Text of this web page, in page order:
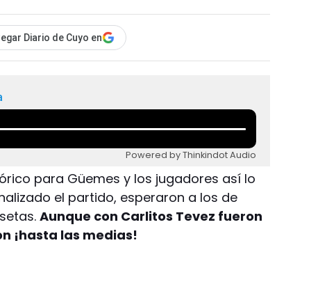
Diario de Cuyo en
Powered by Thinkindot Audio
para Güemes y los jugadores así lo
el partido, esperaron a los de
Aunque con Carlitos Tevez fueron
¡hasta las medias!